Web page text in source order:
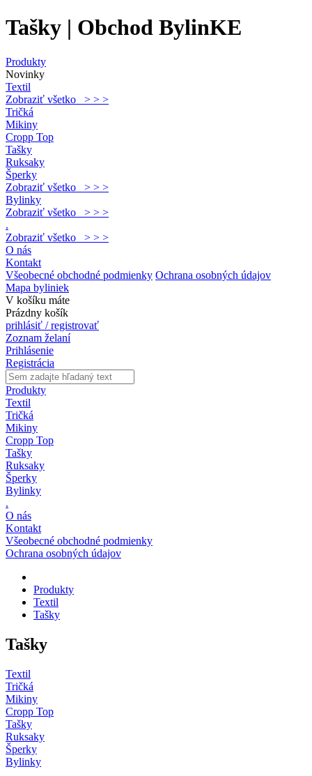
Tašky | Obchod BylinKE
Produkty
Novinky
Textil
Zobraziť všetko > > >
Tričká
Mikiny
Cropp Top
Tašky
Ruksaky
Šperky
Zobraziť všetko > > >
Bylinky
Zobraziť všetko > > >
.
Zobraziť všetko > > >
O nás
Kontakt
Všeobecné obchodné podmienky Ochrana osobných údajov
Mapa byliniek
V košíku máte
Prázdny košík
prihlásiť / registrovať
Zoznam želaní
Prihlásenie
Registrácia
Produkty
Textil
Tričká
Mikiny
Cropp Top
Tašky
Ruksaky
Šperky
Bylinky
.
O nás
Kontakt
Všeobecné obchodné podmienky
Ochrana osobných údajov
Produkty
Textil
Tašky
Tašky
Textil
Tričká
Mikiny
Cropp Top
Tašky
Ruksaky
Šperky
Bylinky